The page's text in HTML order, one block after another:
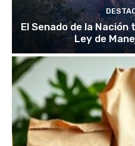
El Senado de la
Ley de